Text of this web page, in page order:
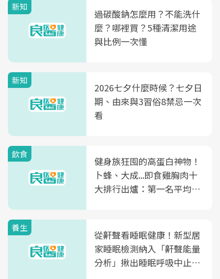
新知
過碳酸鈉怎麼用？不能洗什
麼？哪裡買？5種清潔用途
與比例一次懂
新知
2026七夕什麼時候？七夕日
期、由來與3習俗8禁忌一次
看
飲食
健身族狂囤的高蛋白神物！
卜蜂、大成...即食雞胸肉十
大排行出爐：第一名平均一
養生
從鼾聲看睡眠健康！新型居
家睡眠檢測納入「鼾聲能量
分析」揪出睡眠呼吸中止症